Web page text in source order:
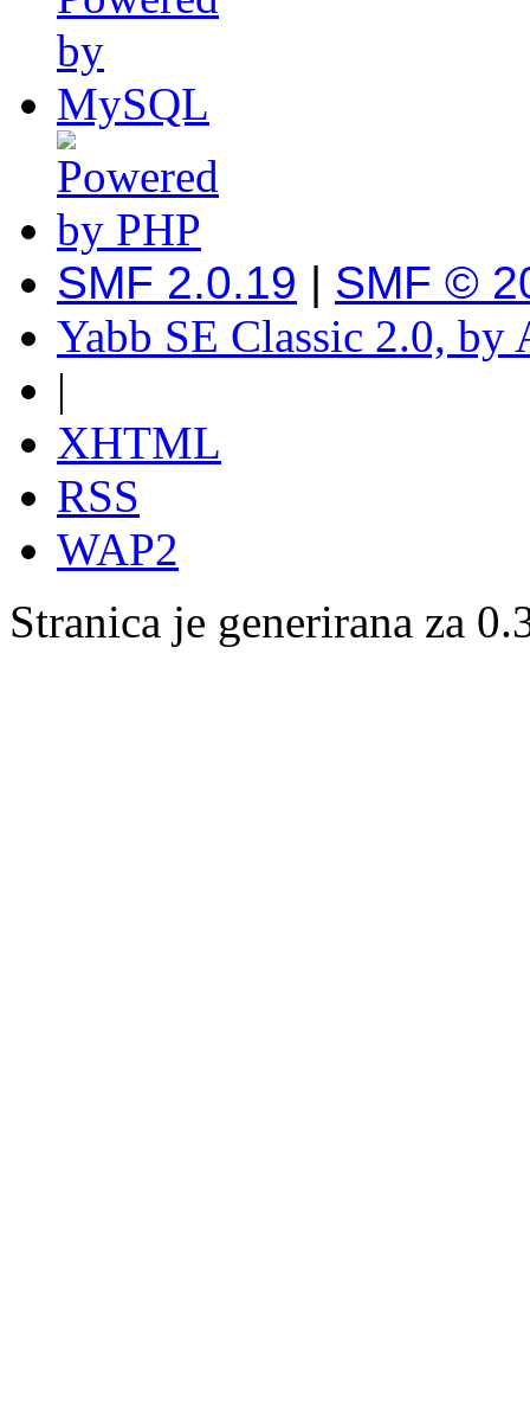
SMF 2.0.19 | SMF ©
Yabb SE Classic 2.0, by
|
XHTML
RSS
WAP2
Stranica je generirana za